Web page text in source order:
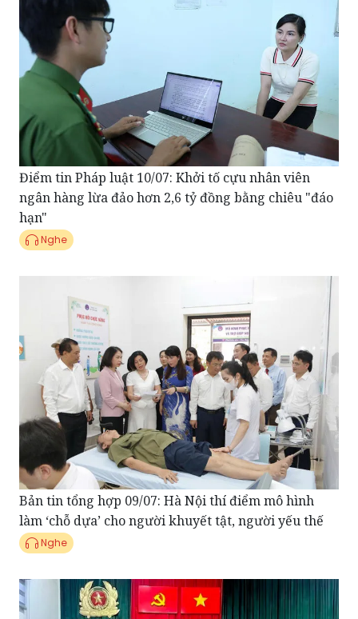
Điểm tin Pháp luật 10/07: Khởi tố cựu nhân viên
ngân hàng lừa đảo hơn 2,6 tỷ đồng bằng chiêu "đáo
hạn"
Nghe
Bản tin tổng hợp 09/07: Hà Nội thí điểm mô hình
làm ‘chỗ dựa’ cho người khuyết tật, người yếu thế
Nghe